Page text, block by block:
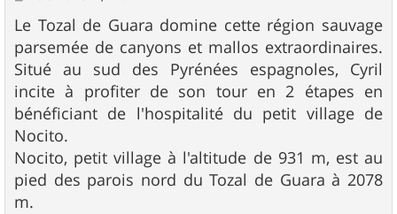
s
s
a
g
e
Le Tozal de Guara domine cette région sauvage
parsemée de canyons et mallos extraordinaires.
Situé au sud des Pyrénées espagnoles, Cyril
incite à profiter de son tour en 2 étapes en
bénéficiant de l'hospitalité du petit village de
Nocito.
Nocito, petit village à l'altitude de 931 m, est au
pied des parois nord du Tozal de Guara à 2078
m.